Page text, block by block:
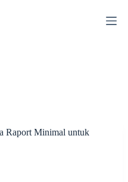
Raport Minimal untuk